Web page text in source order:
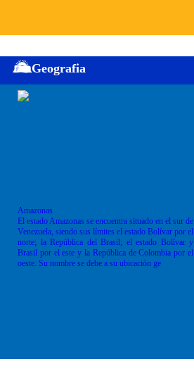
Geografia
Amazonas
El estado Amazonas se encuentra situado en el sur de
Venezuela, siendo sus límites el estado Bolívar por el
norte; la República del Brasil; el estado Bolívar y
Brasil por el este y la República de Colombia por el
oeste. Su nombre se debe a su ubicación ge